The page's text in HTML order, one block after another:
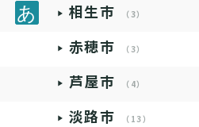
相生市 （3）
赤穂市 （3）
芦屋市 （4）
淡路市 （13）